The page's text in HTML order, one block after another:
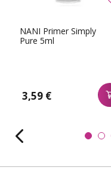
NANI Primer Simply
Pure 5ml
3,59 €